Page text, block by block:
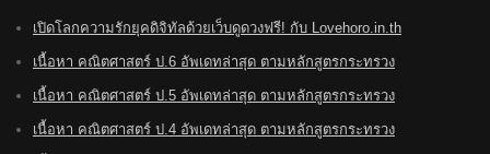
เปิดโลกความรักยุคดิจิทัลด้วยเว็บดูดวงฟรี! กับ Lovehoro.in.th
เนื้อหา คณิตศาสตร์ ป.6 อัพเดทล่าสุด ตามหลักสูตรกระทรวง
เนื้อหา คณิตศาสตร์ ป.5 อัพเดทล่าสุด ตามหลักสูตรกระทรวง
เนื้อหา คณิตศาสตร์ ป.4 อัพเดทล่าสุด ตามหลักสูตรกระทรวง